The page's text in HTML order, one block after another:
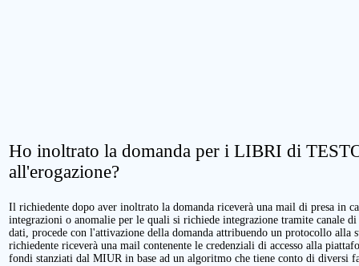
Ho inoltrato la domanda per i LIBRI di
all'erogazione?
Il richiedente dopo aver inoltrato la domanda riceverà una mail di presa in
integrazioni o anomalie per le quali si richiede integrazione tramite canale
dati, procede con l'attivazione della domanda attribuendo un protocollo alla
richiedente riceverà una mail contenente le credenziali di accesso alla
fondi stanziati dal MIUR in base ad un algoritmo che tiene conto di diversi